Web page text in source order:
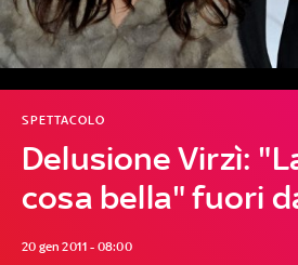
Delusione Virzì:
cosa bella" fuori
SPETTACOLO
20 gen 2011 - 08:00